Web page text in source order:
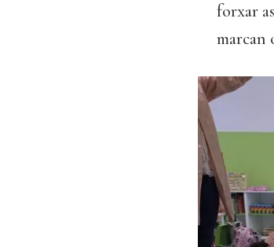
forxar
marcan